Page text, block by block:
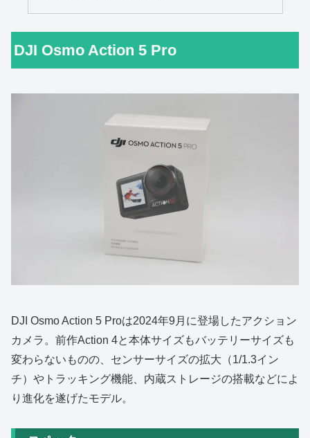
DJI Osmo Action 5 Pro
DJI Osmo Action 5 Proは2024年9月に登場したアクション
カメラ。前作Action 4と本体サイズもバッテリーサイズも
変わらないものの、センサーサイズの拡大（1/1.3イン
チ）やトラッキング機能、内蔵ストレージの搭載などによ
り進化を遂げたモデル。